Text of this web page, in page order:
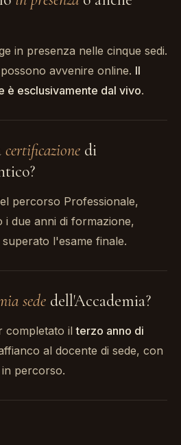
in presenza nelle cinque sedi.
avvenire online. Il
è esclusivamente dal vivo.
certificazione di
percorso Professionale,
due anni di formazione,
l'esame finale.
sede dell'Accademia?
completato ilterzo anno di
al docente di sede, con
in percorso.